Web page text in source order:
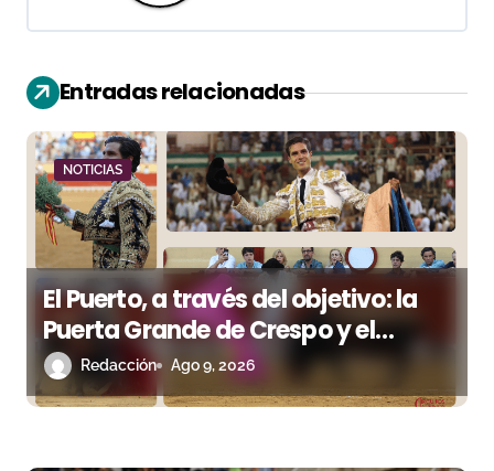
i
ó
n
d
e
e
n
r
Entradas relacionadas
NOTICIAS
El Puerto, a través del objetivo: la
Puerta Grande de Crespo y el
aroma de Morante
Redacción Ago 9, 2026